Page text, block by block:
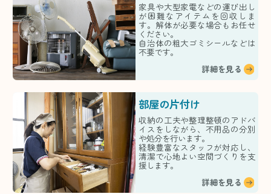
家具や大型家電などの運び出し
が困難なアイテムを回収しま
す。解体が必要な場合もお任せ
ください。
自治体の粗大ゴミシールなどは
不要です。
詳細を見る
部屋の片付け
収納の工夫や整理整頓のアドバ
イスをしながら、不用品の分別
や処分を行います。
経験豊富なスタッフが対応し、
清潔で心地よい空間づくりを支
援します。
詳細を見る